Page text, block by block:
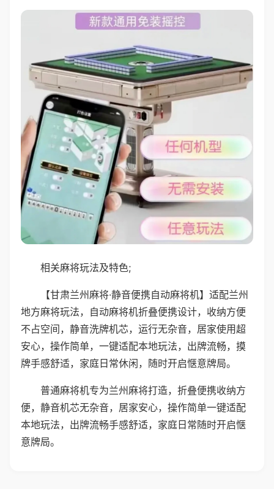
相关麻将玩法及特色;
【甘肃兰州麻将·静音便携自动麻将机】适配兰州
地方麻将玩法，自动麻将机折叠便携设计，收纳方便
不占空间，静音洗牌机芯，运行无杂音，居家使用超
安心，操作简单，一键适配本地玩法，出牌流畅，摸
牌手感舒适，家庭日常休闲，随时开启惬意牌局。
普通麻将机专为兰州麻将打造，折叠便携收纳方
便，静音机芯无杂音，居家安心，操作简单一键适配
本地玩法，出牌流畅手感舒适，家庭日常随时开启惬
意牌局。